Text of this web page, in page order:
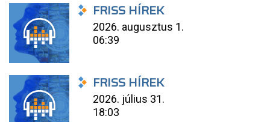
FRISS HÍREK
2026. augusztus 1.
06:39
FRISS HÍREK
2026. július 31.
18:03